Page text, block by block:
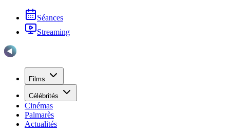
Séances
Streaming
Films
Célébrités
Cinémas
Palmarès
Actualités